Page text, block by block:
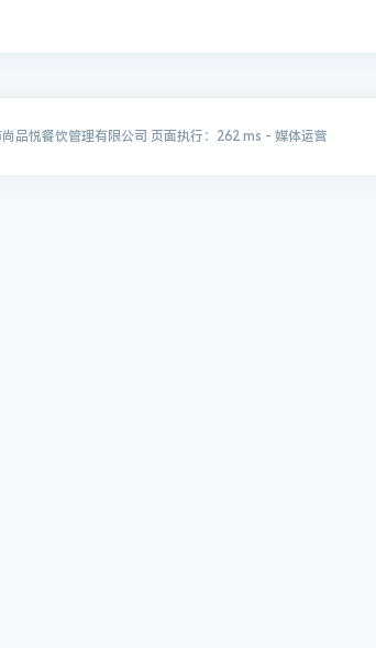
品悦餐饮管理有限公司 页面执行：262 ms - 媒体运营